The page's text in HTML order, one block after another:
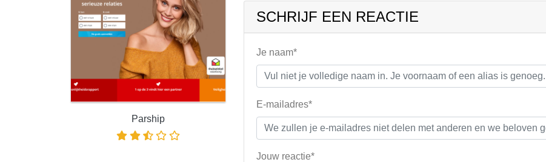
Parship
SCHRIJF EEN REACTIE
Je naam*
E-mailadres*
Jouw reactie*